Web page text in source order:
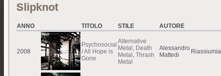
Slipknot
ANNO TITOLO STILE AUTORE
2008
Psychosocial
/ All Hope is
Gone
Alternative
Metal , Death
Metal , Thrash
Metal
Alessandro
Mattedi